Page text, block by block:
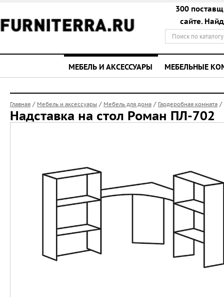
300
сайте.
МЕБЕЛЬ И АКСЕССУАРЫ МЕБЕЛЬНЫЕ
Главная / Мебель и аксессуары / Мебель для дома / Гардеробная комната /
Надставка на стол Роман ПЛ-702